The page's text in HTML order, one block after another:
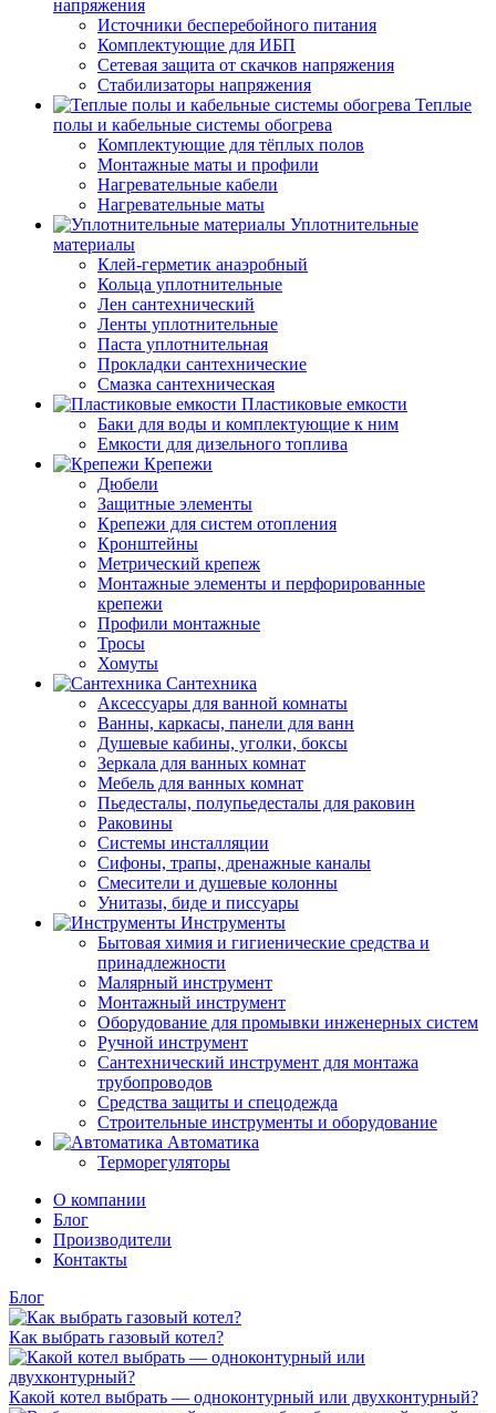
напряжения
Источники бесперебойного питания
Комплектующие для ИБП
Сетевая защита от скачков напряжения
Стабилизаторы напряжения
Теплые
полы и кабельные системы обогрева
Комплектующие для тёплых полов
Монтажные маты и профили
Нагревательные кабели
Нагревательные маты
Уплотнительные
материалы
Клей-герметик анаэробный
Кольца уплотнительные
Лен сантехнический
Ленты уплотнительные
Паста уплотнительная
Прокладки сантехнические
Смазка сантехническая
Пластиковые емкости
Баки для воды и комплектующие к ним
Емкости для дизельного топлива
Крепежи
Дюбели
Защитные элементы
Крепежи для систем отопления
Кронштейны
Метрический крепеж
Монтажные элементы и перфорированные
крепежи
Профили монтажные
Тросы
Хомуты
Сантехника
Аксессуары для ванной комнаты
Ванны, каркасы, панели для ванн
Душевые кабины, уголки, боксы
Зеркала для ванных комнат
Мебель для ванных комнат
Пьедесталы, полупьедесталы для раковин
Раковины
Системы инсталляции
Сифоны, трапы, дренажные каналы
Смесители и душевые колонны
Унитазы, биде и писсуары
Инструменты
Бытовая химия и гигиенические средства и
принадлежности
Малярный инструмент
Монтажный инструмент
Оборудование для промывки инженерных систем
Ручной инструмент
Сантехнический инструмент для монтажа
трубопроводов
Средства защиты и спецодежда
Строительные инструменты и оборудование
Автоматика
Терморегуляторы
О компании
Блог
Производители
Контакты
Блог
Как выбрать газовый котел?
Какой котел выбрать — одноконтурный или двухконтурный?